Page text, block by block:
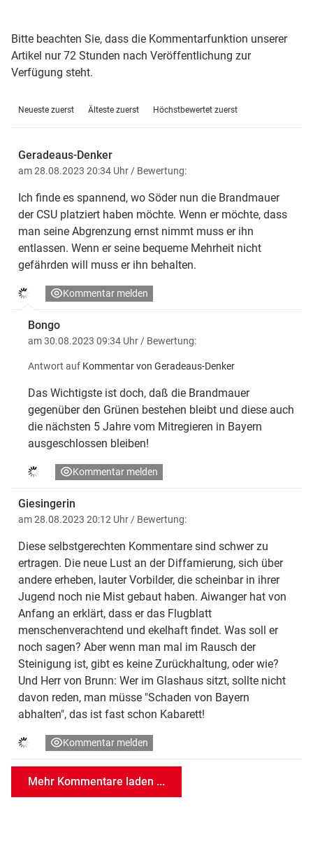
Bitte beachten Sie, dass die Kommentarfunktion unserer
Artikel nur 72 Stunden nach Veröffentlichung zur
Verfügung steht.
Neueste zuerst Älteste zuerst Höchstbewertet zuerst
Geradeaus-Denker
am 28.08.2023 20:34 Uhr / Bewertung:
Ich finde es spannend, wo Söder nun die Brandmauer
der CSU platziert haben möchte. Wenn er möchte, dass
man seine Abgrenzung ernst nimmt muss er ihn
entlassen. Wenn er seine bequeme Mehrheit nicht
gefährden will muss er ihn behalten.
Kommentar melden
Bongo
am 30.08.2023 09:34 Uhr / Bewertung:
Antwort auf Kommentar von Geradeaus-Denker
Das Wichtigste ist doch, daß die Brandmauer
gegenüber den Grünen bestehen bleibt und diese auch
die nächsten 5 Jahre vom Mitregieren in Bayern
ausgeschlossen bleiben!
Kommentar melden
Giesingerin
am 28.08.2023 20:12 Uhr / Bewertung:
Diese selbstgerechten Kommentare sind schwer zu
ertragen. Die neue Lust an der Diffamierung, sich über
andere erheben, lauter Vorbilder, die scheinbar in ihrer
Jugend noch nie Mist gebaut haben. Aiwanger hat von
Anfang an erklärt, dass er das Flugblatt
menschenverachtend und ekelhaft findet. Was soll er
noch sagen? Aber wenn man mal im Rausch der
Steinigung ist, gibt es keine Zurückhaltung, oder wie?
Und Herr von Brunn: Wer im Glashaus sitzt, sollte nicht
davon reden, man müsse "Schaden von Bayern
abhalten", das ist fast schon Kabarett!
Kommentar melden
Mehr Kommentare laden ...